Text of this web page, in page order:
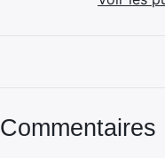
Commentaires